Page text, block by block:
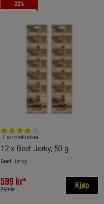
22%
12 x Beef Jerky, 50 g
7 anmeldelser
Beef Jerky
599 kr*
769 kr Kjøp